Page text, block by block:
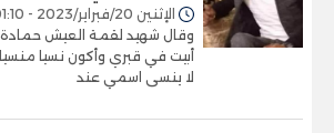
الإثنين 20/فبراير/2023 - 01:10 م
وقال شهيد لقمة العيش حمادة
أبيت في قبري وأكون نسيا
لا ينسى اسمي عند